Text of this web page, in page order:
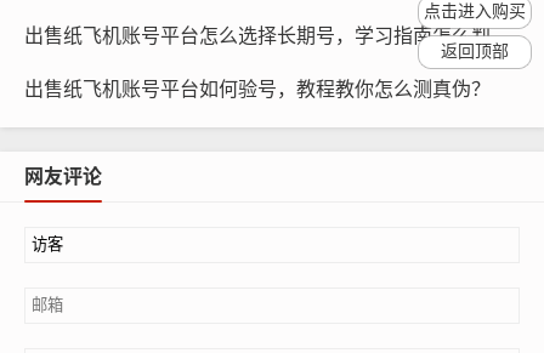
多少天养号更合适？
纸飞机账号的养号时间因账号质量、账号类型和推广需求
出售纸飞机账号平台怎么选择长期号，学习指南怎么判断？
出售纸飞机账号平台如何验号，教程教你怎么测真伪？
网友评论
点击进入购买
返回顶部